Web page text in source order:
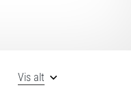
Vis alt